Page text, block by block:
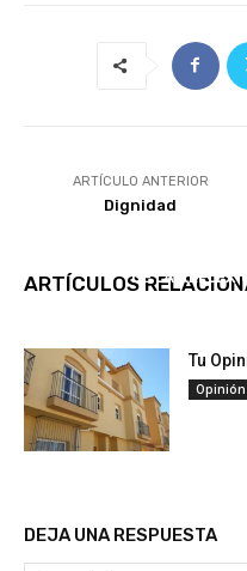
ARTÍCULO ANTERIOR
Dignidad
ARTÍCULOSDE LA
Tu
Opinión
DEJA UNA RESPUESTA